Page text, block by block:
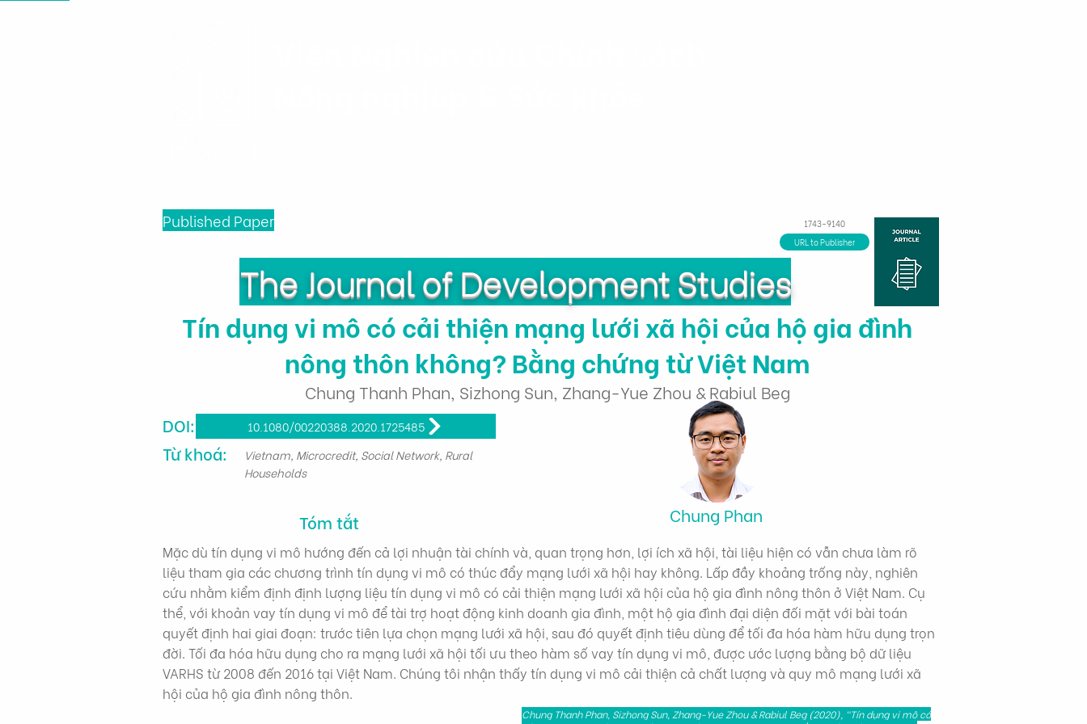
Published Paper
1743-9140
URL to Publisher
The Journal of Development Studies
Tín dụng vi mô có cải thiện mạng lưới xã hội của hộ gia đình
nông thôn không? Bằng chứng từ Việt Nam
Chung Thanh Phan, Sizhong Sun, Zhang-Yue Zhou & Rabiul Beg
DOI:
Từ khoá:
Vietnam, Microcredit, Social Network, Rural
Households
Chung Phan
Tóm tắt
10.1080/00220388.2020.1725485
Mặc dù tín dụng vi mô hướng đến cả lợi nhuận tài chính và, quan trọng hơn, lợi ích xã hội, tài liệu hiện có vẫn chưa làm rõ
liệu tham gia các chương trình tín dụng vi mô có thúc đẩy mạng lưới xã hội hay không. Lấp đầy khoảng trống này, nghiên
cứu nhằm kiểm định định lượng liệu tín dụng vi mô có cải thiện mạng lưới xã hội của hộ gia đình nông thôn ở Việt Nam. Cụ
thể, với khoản vay tín dụng vi mô để tài trợ hoạt động kinh doanh gia đình, một hộ gia đình đại diện đối mặt với bài toán
quyết định hai giai đoạn: trước tiên lựa chọn mạng lưới xã hội, sau đó quyết định tiêu dùng để tối đa hóa hàm hữu dụng trọn
đời. Tối đa hóa hữu dụng cho ra mạng lưới xã hội tối ưu theo hàm số vay tín dụng vi mô, được ước lượng bằng bộ dữ liệu
VARHS từ 2008 đến 2016 tại Việt Nam. Chúng tôi nhận thấy tín dụng vi mô cải thiện cả chất lượng và quy mô mạng lưới xã
hội của hộ gia đình nông thôn.
Chung Thanh Phan, Sizhong Sun, Zhang-Yue Zhou & Rabiul Beg (2020), "Tín dụng vi mô có